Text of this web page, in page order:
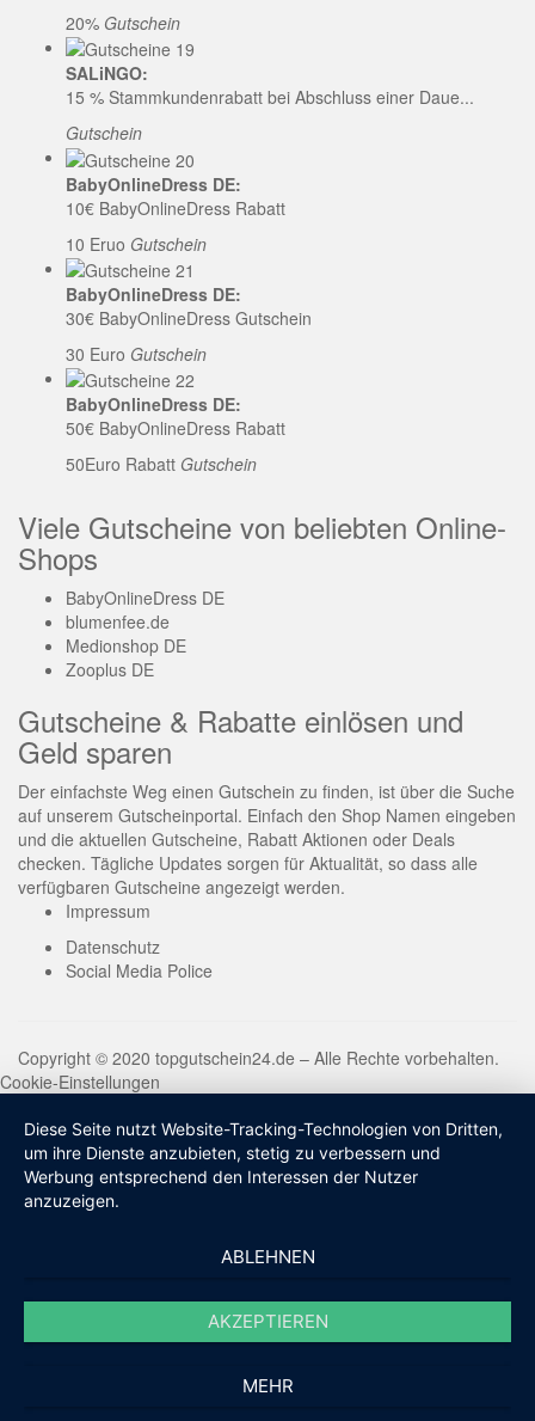
20% Gutschein
SALiNGO:
15 % Stammkundenrabatt bei Abschluss einer Daue...
Gutschein
BabyOnlineDress DE:
10€ BabyOnlineDress Rabatt
10 Eruo Gutschein
BabyOnlineDress DE:
30€ BabyOnlineDress Gutschein
30 Euro Gutschein
BabyOnlineDress DE:
50€ BabyOnlineDress Rabatt
50Euro Rabatt Gutschein
Viele Gutscheine von beliebten Online-
Shops
BabyOnlineDress DE
blumenfee.de
Medionshop DE
Zooplus DE
Gutscheine & Rabatte einlösen und
Geld sparen
Der einfachste Weg einen Gutschein zu finden, ist über die Suche
auf unserem Gutscheinportal. Einfach den Shop Namen eingeben
und die aktuellen Gutscheine, Rabatt Aktionen oder Deals
checken. Tägliche Updates sorgen für Aktualität, so dass alle
verfügbaren Gutscheine angezeigt werden.
Impressum
Datenschutz
Social Media Police
Copyright © 2020 topgutschein24.de – Alle Rechte vorbehalten.
Cookie-Einstellungen
Diese Seite nutzt Website-Tracking-Technologien von Dritten,
um ihre Dienste anzubieten, stetig zu verbessern und
Werbung entsprechend den Interessen der Nutzer
anzuzeigen.
ABLEHNEN
AKZEPTIEREN
MEHR